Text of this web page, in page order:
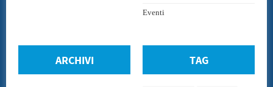
Eventi
ARCHIVI TAG